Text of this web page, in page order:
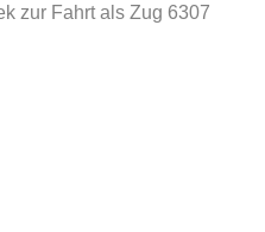
zur Fahrt als Zug 6307